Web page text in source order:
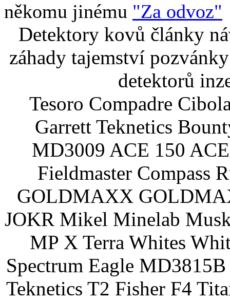
někomu jinému "Za odvoz"
Detektory kovů články
záhady tajemství
detektorů
Tesoro Compadre
Garrett Teknetics
MD3009 ACE 150
Fieldmaster Compass
GOLDMAXX
JOKR Mikel Minelab
MP X Terra Whites
Spectrum Eagle
Teknetics T2 Fisher F4